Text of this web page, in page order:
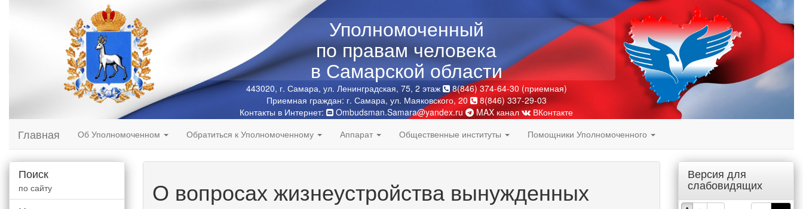
Уполномоченный
по правам человека
в Самарской области
443020, г. Самара, ул. Ленинградская, 75, 2 этаж
8(846) 374-64-30 (приемная)
Приемная граждан: г. Самара, ул. Маяковского, 20
8(846) 337-29-03
Контакты в Интернет:
Ombudsman.Samara@yandex.ru MAX канал ВКонтакте
Главная Об Уполномоченном Обратиться к Уполномоченному Аппарат Общественные институты Помощники Уполномоченного
Поиск
по сайту О вопросах жизнеустройства вынужденных
Версия для
слабовидящих